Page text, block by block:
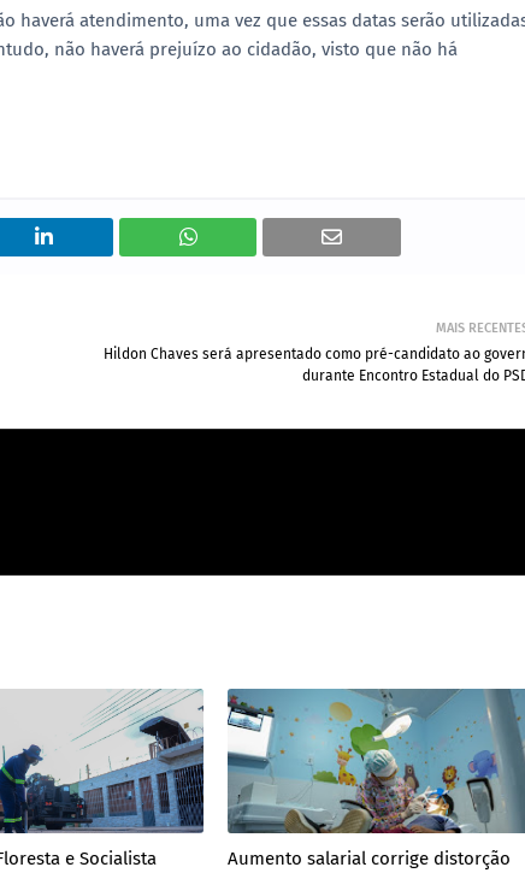
haverá atendimento, uma vez que essas datas serão
não haverá prejuízo ao cidadão, visto que não há
MAIS
Hildon Chaves será apresentado como pré-candidato ao
durante Encontro Estadual do
e Socialista
Aumento salarial corrige distorção